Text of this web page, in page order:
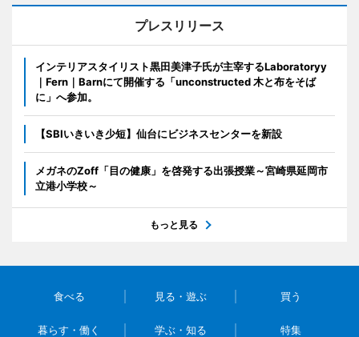
プレスリリース
インテリアスタイリスト黒田美津子氏が主宰するLaboratoryy
｜Fern｜Barnにて開催する「unconstructed 木と布をそば
に」へ参加。
【SBIいきいき少短】仙台にビジネスセンターを新設
メガネのZoff「目の健康」を啓発する出張授業～宮崎県延岡市
立港小学校～
もっと見る
食べる 見る・遊ぶ 買う
暮らす・働く 学ぶ・知る 特集